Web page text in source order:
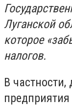
Луганской
которое
налогов.
В